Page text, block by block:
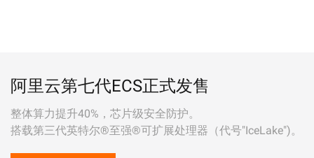
阿里云第七代ECS正式发售
整体算力提升40%，芯片级安全防护。
搭载第三代英特尔®至强®可扩展处理器（代号"IceLake")。